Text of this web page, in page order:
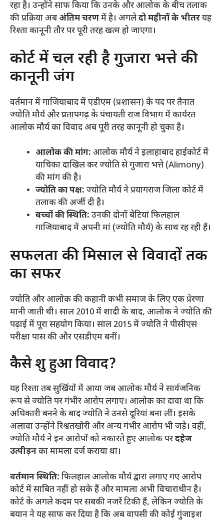
रहा है। उन्होंने साफ किया कि उनके और आलोक के बीच तलाक
की प्रक्रिया अबअंतिम चरणमें है। अगलेदो महीनों के भीतरयह
रिश्ता कानूनी तौर पर पूरी तरह खत्म हो जाएगा।
​कोर्ट में चल रही है गुजारा भत्ते की
कानूनी जंग
​वर्तमान में गाजियाबाद में एडीएम (प्रशासन) के पद पर तैनात
ज्योति मौर्य और प्रतापगढ़ के पंचायती राज विभाग में कार्यरत
आलोक मौर्य का विवाद अब पूरी तरह कानूनी हो चुका है।
आलोक की मांग: आलोक मौर्य ने इलाहाबाद हाईकोर्ट में
याचिका दाखिल कर ज्योति से गुजारा भत्ते (Alimony)
की मांग की है।
ज्योति का पक्ष: ज्योति मौर्य ने प्रयागराज जिला कोर्ट में
तलाक की अर्जी दी है।
बच्चों की स्थिति: उनकी दोनों बेटियां फिलहाल
गाजियाबाद में अपनी मां (ज्योति मौर्य) के साथ रह रही हैं।
​सफलता की मिसाल से विवादों तक
का सफर
​ज्योति और आलोक की कहानी कभी समाज के लिए एक प्रेरणा
मानी जाती थी। साल 2010 में शादी के बाद, आलोक ने ज्योति की
पढ़ाई में पूरा सहयोग किया। साल 2015 में ज्योति ने पीसीएस
परीक्षा पास की और एसडीएम बनीं।
​कैसे शुरू हुआ विवाद?
​यह रिश्ता तब सुर्खियों में आया जब आलोक मौर्य ने सार्वजनिक
रूप से ज्योति पर गंभीर आरोप लगाए। आलोक का दावा था कि
अधिकारी बनने के बाद ज्योति ने उनसे दूरियां बना लीं। इसके
अलावा उन्होंने रिश्वतखोरी और अन्य गंभीर आरोप भी जड़े। वहीं,
ज्योति मौर्य ने इन आरोपों को नकारते हुए आलोक परदहेज
उत्पीड़नका मामला दर्ज कराया था।
वर्तमान स्थिति: फिलहाल आलोक मौर्य द्वारा लगाए गए आरोप
कोर्ट में साबित नहीं हो सके हैं और मामला अभी विचाराधीन है।
कोर्ट के अगले कदम पर सबकी नजरें टिकी हैं, लेकिन ज्योति के
बयान ने यह साफ कर दिया है कि अब वापसी की कोई गुंजाइश